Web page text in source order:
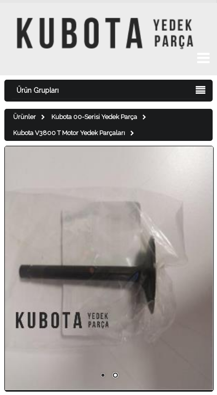
Ürün Grupları
Ürünler Kubota 00-Serisi Yedek Parça
Kubota V3800 T Motor Yedek Parçaları